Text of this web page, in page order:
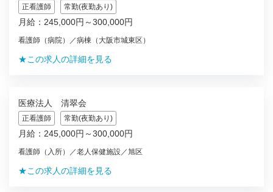
正看護師 常勤(夜勤あり)
月給：245,000円～300,000円
看護師（病院）／病棟（大阪市城東区）
★この求人の詳細を見る
医療法人 清翠会
正看護師 常勤(夜勤あり)
月給：245,000円～300,000円
看護師（入所）／老人保健施設／旭区
★この求人の詳細を見る